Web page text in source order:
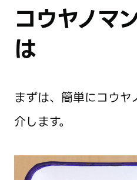
コウヤノマ
は
まずは、簡単にコウヤ
介します。